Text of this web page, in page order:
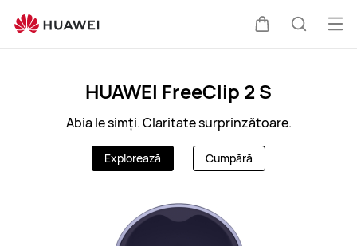
HUAWEI FreeClip 2 S
Abia le simți. Claritate surprinzătoare.
Explorează Cumpără